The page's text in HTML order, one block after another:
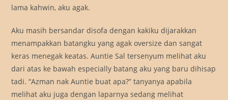
lama kahwin, aku agak.
Aku masih bersandar disofa dengan kakiku dijarakkan
menampakkan batangku yang agak oversize dan sangat
keras menegak keatas. Auntie Sal tersenyum melihat aku
dari atas ke bawah especially batang aku yang baru dihisap
tadi. “Azman nak Auntie buat apa?” tanyanya apabila
melihat aku juga dengan laparnya sedang melihat